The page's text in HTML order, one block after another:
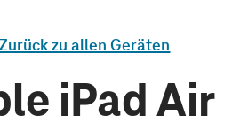
Zurück zu allen Geräten
iPad Air